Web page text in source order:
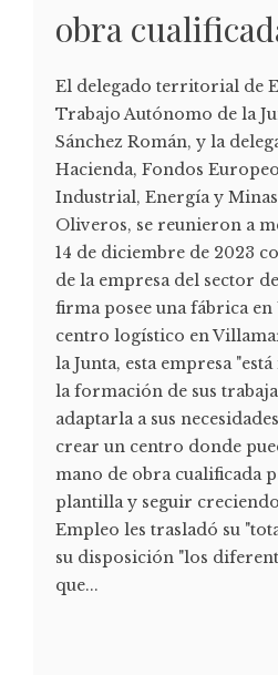
obra
El delegado territorial de
Trabajo Autónomo de la
Sánchez Román, y la
Hacienda, Fondos
Industrial, Energía y
Oliveros, se reunieron a
14 de diciembre de 2023
de la empresa del sector
firma posee una fábrica
centro logístico en
la Junta, esta empresa
la formación de sus
adaptarla a sus
crear un centro donde
mano de obra cualificada
plantilla y seguir
Empleo les trasladó su
su disposición "los
que...